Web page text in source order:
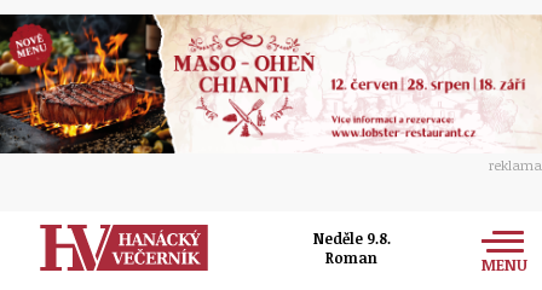
reklama
Neděle 9.8.
Roman
MENU